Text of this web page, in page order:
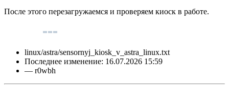
После этого перезагружаемся и проверяем киоск в работе.
linux/astra/sensornyj_kiosk_v_astra_linux.txt
Последнее изменение: 16.07.2026 15:59
— r0wbh